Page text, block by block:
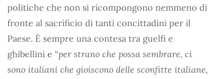
politiche che non si ricompongono nemmeno di
fronte al sacrificio di tanti concittadini per il
Paese. È sempre una contesa tra guelfi e
ghibellini e “per strano che possa sembrare, ci
sono italiani che gioiscono delle sconfitte italiane,